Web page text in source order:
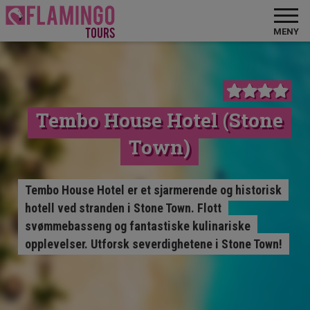
MENY
Tembo House Hotel (Stone
Town)
Tembo House Hotel er et sjarmerende og historisk
hotell ved stranden i Stone Town. Flott
svømmebasseng og fantastiske kulinariske
opplevelser. Utforsk severdighetene i Stone Town!